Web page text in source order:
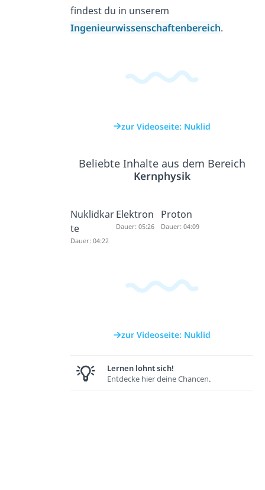
findest du in unserem
Ingenieurwissenschaftenbereich.
zur Videoseite: Nuklid
Beliebte Inhalte aus dem Bereich
Kernphysik
Nuklidkar
te
Dauer: 04:22
Elektron
Dauer: 05:26
Proton
Dauer: 04:09
zur Videoseite: Nuklid
Lernen lohnt sich!
Entdecke hier deine Chancen.